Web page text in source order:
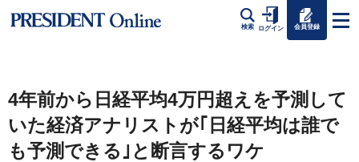
検索 ログイン 会員登録
4年前から日経平均4万円超えを予測して
いた経済アナリストが｢日経平均は誰で
も予測できる｣と断言するワケ